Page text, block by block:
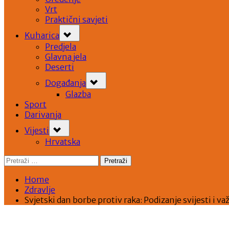
Vrt
Praktični savjeti
Kuharica
sub-
menu
Predjela
Glavna jela
Deserti
Događanja
sub-
menu
Glazba
Sport
Darivanja
Vijesti
sub-
menu
Hrvatska
Pretraži:
Home
Zdravlje
Svjetski dan borbe protiv raka: Podizanje svijesti i